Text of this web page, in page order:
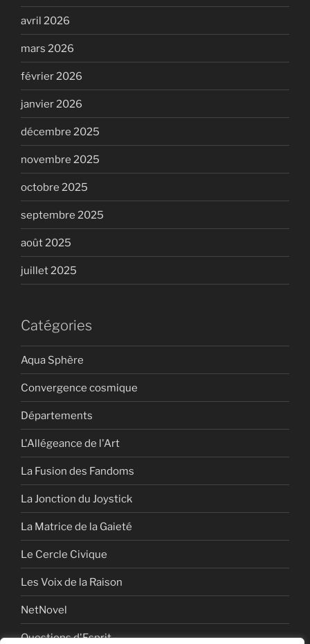
avril 2026
mars 2026
février 2026
janvier 2026
décembre 2025
novembre 2025
octobre 2025
septembre 2025
août 2025
juillet 2025
Catégories
Aqua Sphère
Convergence cosmique
Départements
L'Allégeance de l'Art
La Fusion des Fandoms
La Jonction du Joystick
La Matrice de la Gaieté
Le Cercle Civique
Les Voix de la Raison
NetNovel
Questions d'Esprit